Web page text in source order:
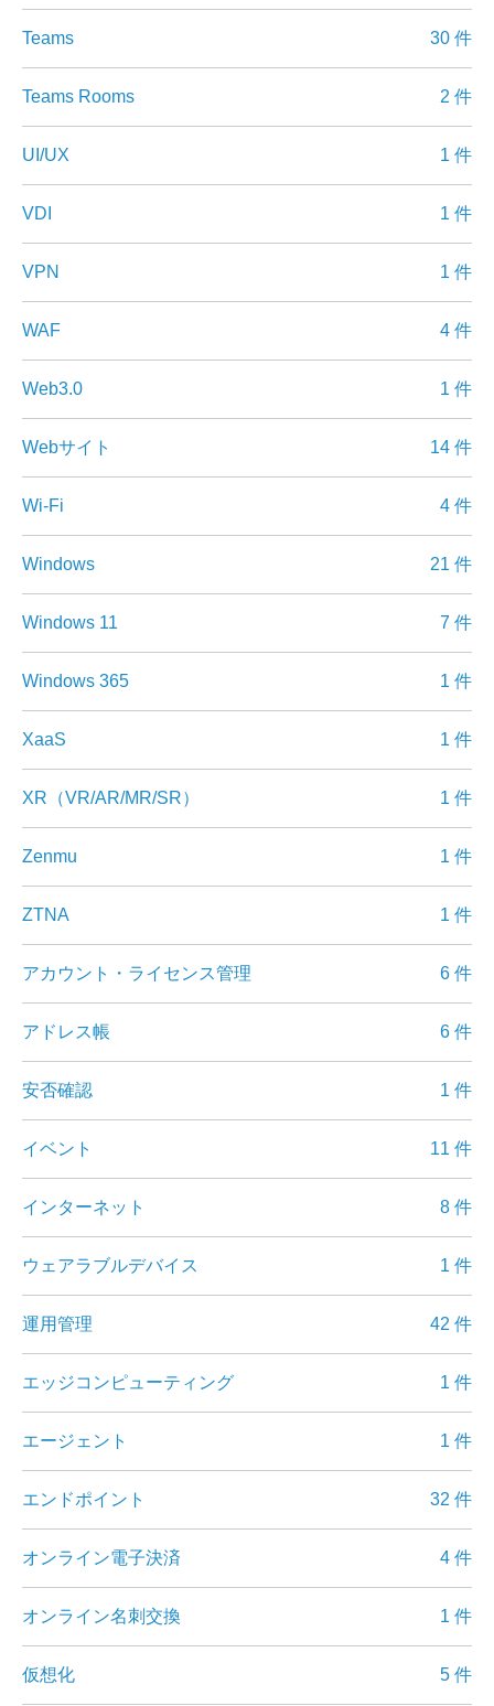
Teams 30 件
Teams Rooms 2 件
UI/UX 1 件
VDI 1 件
VPN 1 件
WAF 4 件
Web3.0 1 件
Webサイト 14 件
Wi-Fi 4 件
Windows 21 件
Windows 11 7 件
Windows 365 1 件
XaaS 1 件
XR（VR/AR/MR/SR） 1 件
Zenmu 1 件
ZTNA 1 件
アカウント・ライセンス管理 6 件
アドレス帳 6 件
安否確認 1 件
イベント 11 件
インターネット 8 件
ウェアラブルデバイス 1 件
運用管理 42 件
エッジコンピューティング 1 件
エージェント 1 件
エンドポイント 32 件
オンライン電子決済 4 件
オンライン名刺交換 1 件
仮想化 5 件